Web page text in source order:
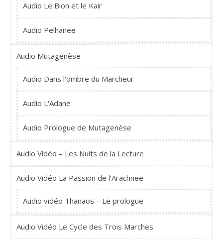
Audio Le Bion et le Kair
Audio Pelhanee
Audio Mutagenèse
Audio Dans l'ombre du Marcheur
Audio L'Adane
Audio Prologue de Mutagenèse
Audio Vidéo – Les Nuits de la Lecture
Audio Vidéo La Passion de l'Arachnee
Audio vidéo Thanäos – Le prologue
Audio Vidéo Le Cycle des Trois Marches